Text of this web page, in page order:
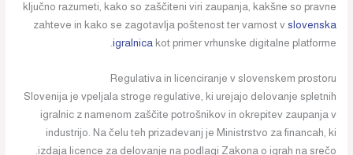
ključno razumeti, kako so zaščiteni viri zaupanja, kakšne so pravne
zahteve in kako se zagotavlja poštenost ter varnost v slovenska
igralnicakot primer vrhunske digitalne platforme.
Regulativa in licenciranje v slovenskem prostoru
Slovenija je vpeljala stroge regulative, ki urejajo delovanje spletnih
igralnic z namenom zaščite potrošnikov in okrepitev zaupanja v
industrijo. Na čelu teh prizadevanj je Ministrstvo za financah, ki
izdaja licence za delovanje na podlagi Zakona o igrah na srečo.